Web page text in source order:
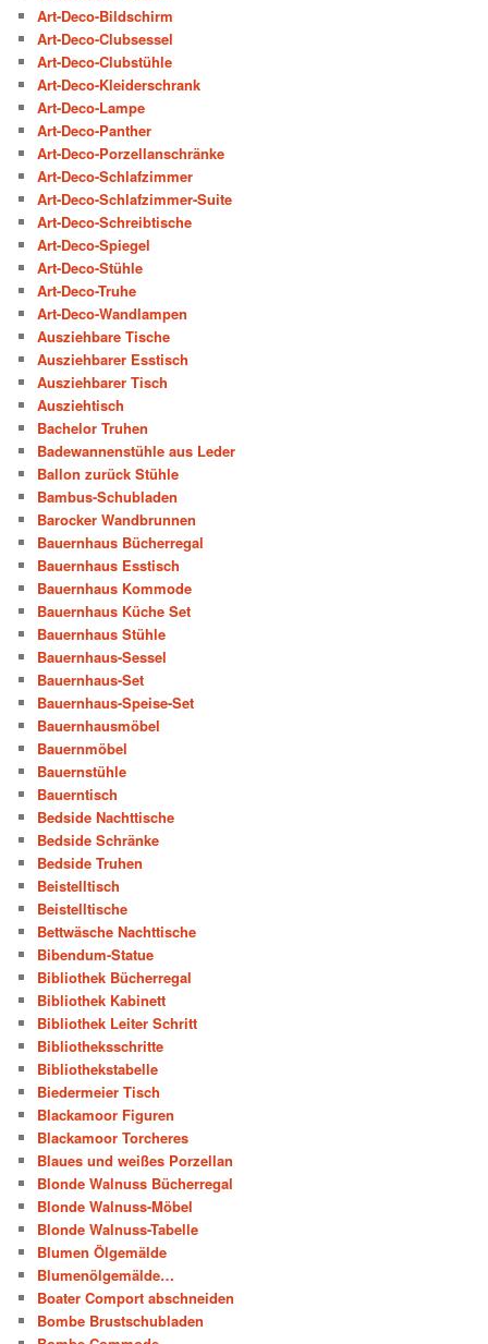
Art-Deco-Bildschirm
Art-Deco-Clubsessel
Art-Deco-Clubstühle
Art-Deco-Kleiderschrank
Art-Deco-Lampe
Art-Deco-Panther
Art-Deco-Porzellanschränke
Art-Deco-Schlafzimmer
Art-Deco-Schlafzimmer-Suite
Art-Deco-Schreibtische
Art-Deco-Spiegel
Art-Deco-Stühle
Art-Deco-Truhe
Art-Deco-Wandlampen
Ausziehbare Tische
Ausziehbarer Esstisch
Ausziehbarer Tisch
Ausziehtisch
Bachelor Truhen
Badewannenstühle aus Leder
Ballon zurück Stühle
Bambus-Schubladen
Barocker Wandbrunnen
Bauernhaus Bücherregal
Bauernhaus Esstisch
Bauernhaus Kommode
Bauernhaus Küche Set
Bauernhaus Stühle
Bauernhaus-Sessel
Bauernhaus-Set
Bauernhaus-Speise-Set
Bauernhausmöbel
Bauernmöbel
Bauernstühle
Bauerntisch
Bedside Nachttische
Bedside Schränke
Bedside Truhen
Beistelltisch
Beistelltische
Bettwäsche Nachttische
Bibendum-Statue
Bibliothek Bücherregal
Bibliothek Kabinett
Bibliothek Leiter Schritt
Bibliotheksschritte
Bibliothekstabelle
Biedermeier Tisch
Blackamoor Figuren
Blackamoor Torcheres
Blaues und weißes Porzellan
Blonde Walnuss Bücherregal
Blonde Walnuss-Möbel
Blonde Walnuss-Tabelle
Blumen Ölgemälde
Blumenölgemälde…
Boater Comport abschneiden
Bombe Brustschubladen